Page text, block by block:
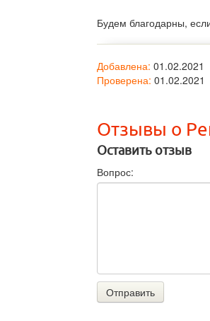
Будем благодарны,
Добавлена: 01.02.2021
Проверена: 01.02.2021
Отзывы о
Оставить отзыв
Вопрос:
Отправить